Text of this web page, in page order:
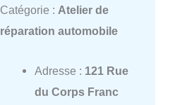
Catégorie : Atelier de
réparation automobile
Adresse : 121 Rue
du Corps Franc